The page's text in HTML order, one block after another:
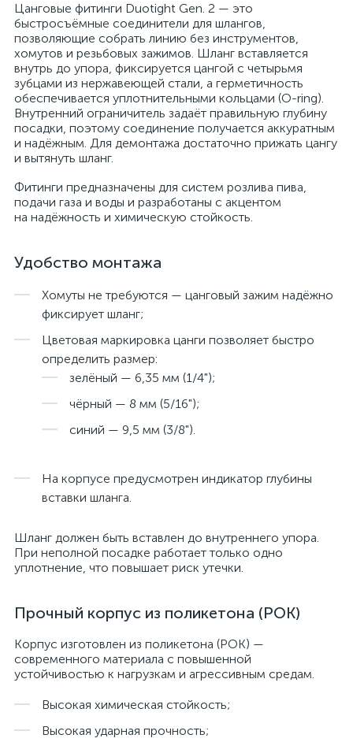
Цанговые фитинги Duotight Gen. 2 — это
быстросъёмные соединители для шлангов,
позволяющие собрать линию без инструментов,
хомутов и резьбовых зажимов. Шланг вставляется
внутрь до упора, фиксируется цангой с четырьмя
зубцами из нержавеющей стали, а герметичность
обеспечивается уплотнительными кольцами (O-ring).
Внутренний ограничитель задаёт правильную глубину
посадки, поэтому соединение получается аккуратным
и надёжным. Для демонтажа достаточно прижать цангу
и вытянуть шланг.
Фитинги предназначены для систем розлива пива,
подачи газа и воды и разработаны с акцентом
на надёжность и химическую стойкость.
Удобство монтажа
Хомуты не требуются — цанговый зажим надёжно
фиксирует шланг;
Цветовая маркировка цанги позволяет быстро
определить размер:
зелёный — 6,35 мм (1/4");
чёрный — 8 мм (5/16");
синий — 9,5 мм (3/8").
На корпусе предусмотрен индикатор глубины
вставки шланга.
Шланг должен быть вставлен до внутреннего упора.
При неполной посадке работает только одно
уплотнение, что повышает риск утечки.
Прочный корпус из поликетона (POK)
Корпус изготовлен из поликетона (POK) —
современного материала с повышенной
устойчивостью к нагрузкам и агрессивным средам.
Высокая химическая стойкость;
Высокая ударная прочность;